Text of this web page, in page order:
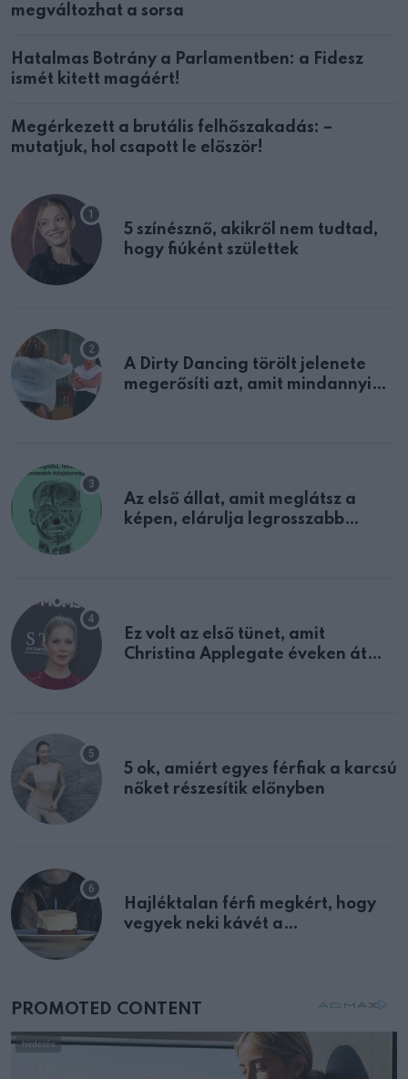
megváltozhat a sorsa
Hatalmas Botrány a Parlamentben: a Fidesz
ismét kitett magáért!
Megérkezett a brutális felhőszakadás: –
mutatjuk, hol csapott le először!
5 színésznő, akikről nem tudtad,
hogy fiúként születtek
A Dirty Dancing törölt jelenete
megerősíti azt, amit mindannyian
Az első állat, amit meglátsz a
képen, elárulja legrosszabb
Ez volt az első tünet, amit
Christina Applegate éveken át
5 ok, amiért egyes férfiak a karcsú
nőket részesítik előnyben
Hajléktalan férfi megkért, hogy
vegyek neki kávét a